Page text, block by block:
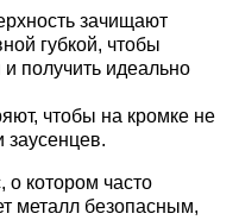
зачищают
губкой, чтобы
получить идеально
чтобы на кромке не
заусенцев.
котором часто
металл безопасным,